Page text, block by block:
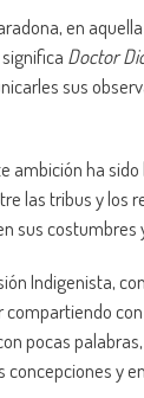
en
Doctor
sus
ambición ha
las tribus y los
sus costumbres
Indigenista,
pocas
y